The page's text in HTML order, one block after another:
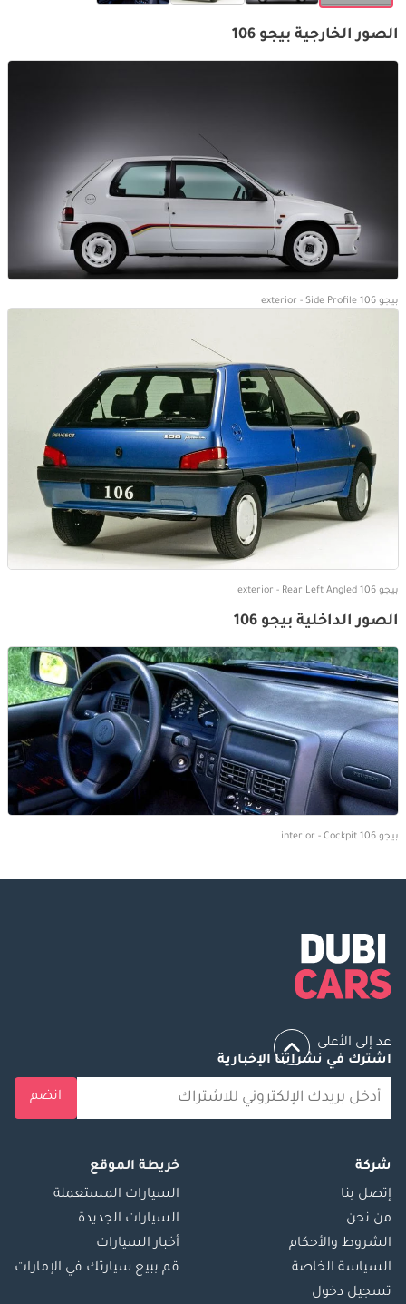
الصور الخارجية بيجو 106
بيجو 106 exterior - Side Profile
بيجو 106 exterior - Rear Left Angled
الصور الداخلية بيجو 106
بيجو 106 interior - Cockpit
عد إلى الأعلى
اشترك في نشراتنا الإخبارية
انضم
شركة
إتصل بنا
من نحن
الشروط والأحكام
السياسة الخاصة
تسجيل دخول
خريطة الموقع
السيارات المستعملة
السيارات الجديدة
أخبار السيارات
قم ببيع سيارتك في الإمارات